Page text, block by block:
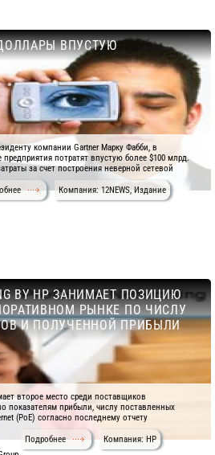
ВПУСТУЮ
компании Gartner Марку Фабби, в
потратят впустую более $100 млрд.
за счет построения неверной сетевой
Компания: 12NEWS, Издание
BY HP ЗАНИМАЕТ ПОЗИЦИЮ
РЫНКЕ ПО ЧИСЛУ
И ПОЛУЧЕННОЙ ПРИБЫЛИ
второе место среди поставщиков
показателям прибыли, числу поставленных
(РоЕ) согласно последнему отчету
Подробнее Компания: HP